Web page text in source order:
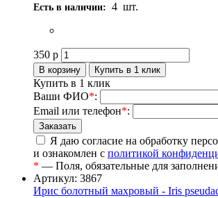
Есть в наличии: 4 шт.
350 р
Купить в 1 клик
Ваши ФИО*:
Email или телефон*:
Я даю согласие на обработку
и ознакомлен с политикой
* — Поля, обязательные для
Артикул: 3867
Ирис болотный махровый - Iris